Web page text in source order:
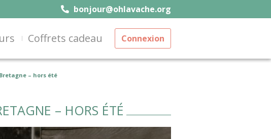
bonjour@ohlavache.org
Coffrets cadeau Connexion
– hors été
– HORS ÉTÉ